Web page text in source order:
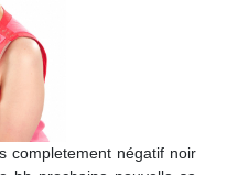
completement négatif noir